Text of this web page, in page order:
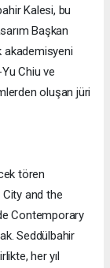
Kalesi, bu
Başkan
akademisyeni
Chiu ve
oluşan jüri
tören
City and the
Contemporary
Seddülbahir
her yıl